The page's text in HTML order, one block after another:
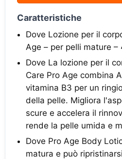
Caratteristiche
Dove Lozione per il
Age – per pelli mature –
Dove La lozione per il
Care Pro Age combina
vitamina B3 per un
della pelle. Migliora
scure e accelera il
rende la pelle umida e
Dove Pro Age Body
matura e può